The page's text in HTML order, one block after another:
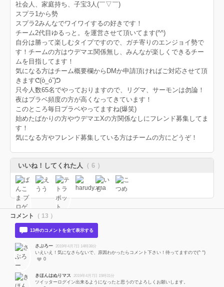
社会人、家庭持ち、子宝3人(￣▽￣)
スプラ1から勢
スプラ2みんなでワイワイするの好きです！
チーム2代目ゆるっと。を運営させて頂いてます(^^)
自分は勝って楽しむタイプですので、ガチ寄りのエンジョイ勢で
す！チームの方はウデマエ関係無し、みんなが楽しくできるチー
ムを目指してます！
気になる方はチーム概要欄からDMか申請頂ければご対応させて頂
きますᕦ(ò_óˇ)ᕤ
只今人数65名でやっておりますので、リグマ、サーモンは勿論！
夜はプラベ頻度の方が高くなってきています！
このところ毎日プラベやってますね(爆笑)
始めたばかりの方やウデマエXの方関係なしにフレンド募集してま
す！
気になる方やフレンド募集している方はチームの方にどうぞ！
いいね！してくれた人 （ 6 ）
コメント （ 13 ）
13件のコメントを全て表示する
さぶろー 2019年4月7日 14時38分
いえいえ！気になさらないで、原因わかったらコメント下さい！待ってますので(^ ^)
0
きほんはぬりマス 2019年4月7日 15時31分
ツイッターログイン出来るようになったと思うのでよろしくお願いします。